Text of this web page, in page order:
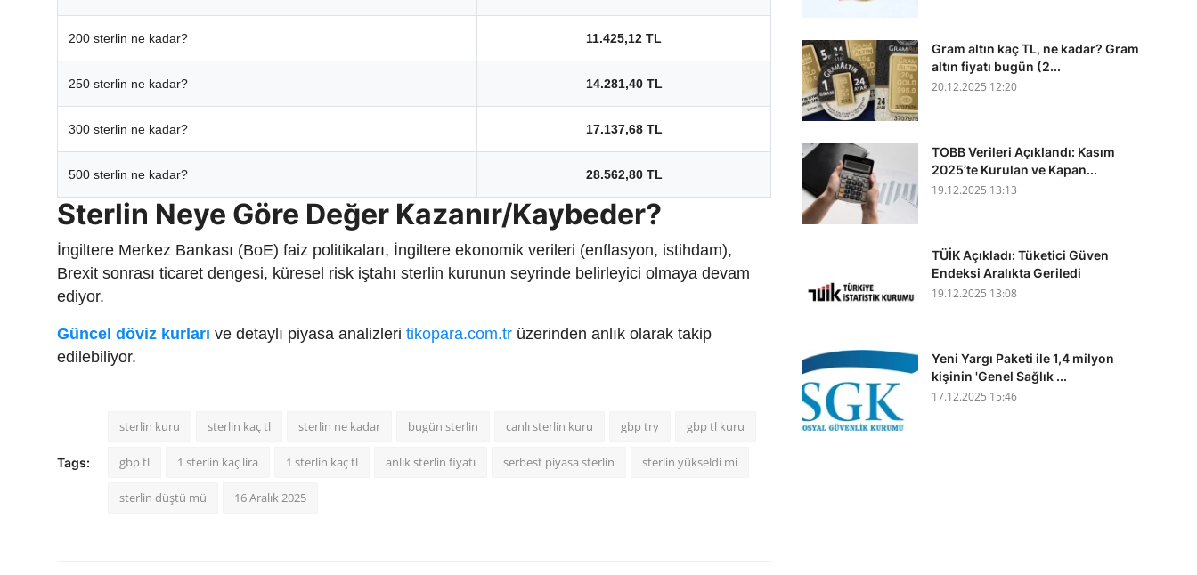
200 sterlin ne kadar? 11.425,12 TL
250 sterlin ne kadar? 14.281,40 TL
300 sterlin ne kadar? 17.137,68 TL
500 sterlin ne kadar? 28.562,80 TL
Sterlin Neye Göre Değer Kazanır/Kaybeder?
İngiltere Merkez Bankası (BoE) faiz politikaları, İngiltere ekonomik verileri (enflasyon, istihdam),
Brexit sonrası ticaret dengesi, küresel risk iştahı sterlin kurunun seyrinde belirleyici olmaya devam
ediyor.
Güncel döviz kurları ve detaylı piyasa analizleri tikopara.com.tr üzerinden anlık olarak takip
edilebiliyor.
Tags:
sterlin kuru sterlin kaç tl sterlin ne kadar bugün sterlin canlı sterlin kuru gbp try gbp tl kuru
gbp tl 1 sterlin kaç lira 1 sterlin kaç tl anlık sterlin fiyatı serbest piyasa sterlin sterlin yükseldi mi
sterlin düştü mü 16 Aralık 2025
Gram altın kaç TL, ne kadar? Gram
altın fiyatı bugün (2...
20.12.2025 12:20
TOBB Verileri Açıklandı: Kasım
2025’te Kurulan ve Kapan...
19.12.2025 13:13
TÜİK Açıkladı: Tüketici Güven
Endeksi Aralıkta Geriledi
19.12.2025 13:08
Yeni Yargı Paketi ile 1,4 milyon
kişinin 'Genel Sağlık ...
17.12.2025 15:46